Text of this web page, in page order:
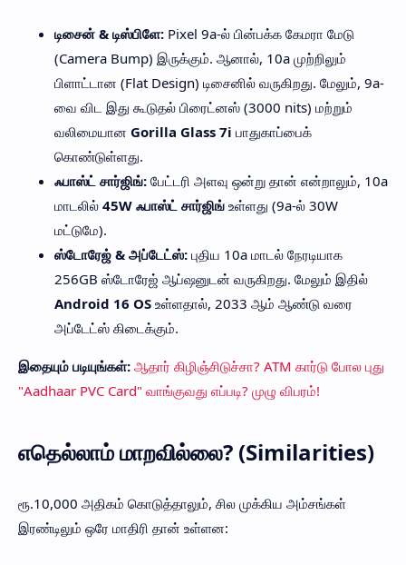
டிசைன் & டிஸ்பிளே: Pixel 9a-ல் பின்பக்க கேமரா மேடு
(Camera Bump) இருக்கும். ஆனால், 10a முற்றிலும்
பிளாட்டான (Flat Design) டிசைனில் வருகிறது. மேலும், 9a-
வை விட இது கூடுதல் பிரைட்னஸ் (3000 nits) மற்றும்
வலிமையான Gorilla Glass 7i பாதுகாப்பைக்
கொண்டுள்ளது.
ஃபாஸ்ட் சார்ஜிங்: பேட்டரி அளவு ஒன்று தான் என்றாலும், 10a
மாடலில் 45W ஃபாஸ்ட் சார்ஜிங் உள்ளது (9a-ல் 30W
மட்டுமே).
ஸ்டோரேஜ் & அப்டேட்ஸ்: புதிய 10a மாடல் நேரடியாக
256GB ஸ்டோரேஜ் ஆப்ஷனுடன் வருகிறது. மேலும் இதில்
Android 16 OS உள்ளதால், 2033 ஆம் ஆண்டு வரை
அப்டேட்ஸ் கிடைக்கும்.
இதையும் படியுங்கள்: ஆதார் கிழிஞ்சிடுச்சா? ATM கார்டு போல புது
"Aadhaar PVC Card" வாங்குவது எப்படி? முழு விபரம்!
எதெல்லாம் மாறவில்லை? (Similarities)
ரூ.10,000 அதிகம் கொடுத்தாலும், சில முக்கிய அம்சங்கள்
இரண்டிலும் ஒரே மாதிரி தான் உள்ளன: